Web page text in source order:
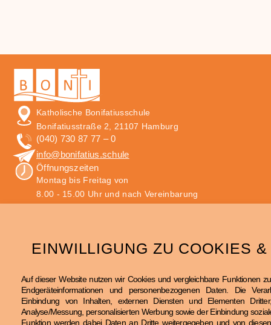
EINWILLIGUNG ZU COOKIES &
Auf dieser Website nutzen wir Cookies und vergleichbare Funktionen
Endgeräteinformationen und personenbezogenen Daten. Die
Einbindung von Inhalten, externen Diensten und Elementen
Analyse/Messung, personalisierten Werbung sowie der Einbindung
Funktion werden dabei Daten an Dritte weitergegeben und von
Katholische Bonifatiusschule
Bonifatiusstraße 2, 21107 Hamburg
(040) 730 87 77 – 0
info@bonifatius.schule
Öffnungszeiten
Montag bis Freitag von
8.00 - 15.00 Uhr und nach Vereinbarung